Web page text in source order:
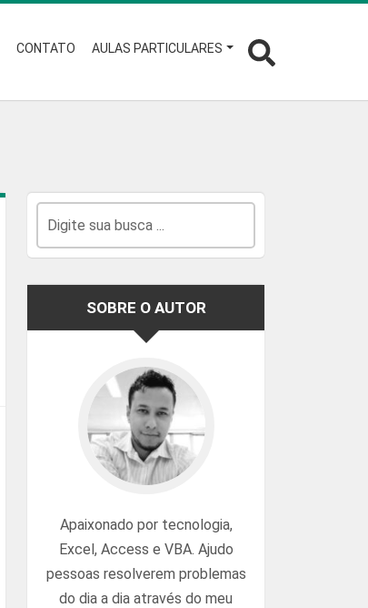
CONTATO AULAS PARTICULARES
SOBRE O AUTOR
Apaixonado por tecnologia,
Excel, Access e VBA. Ajudo
pessoas resolverem problemas
do dia a dia através do meu